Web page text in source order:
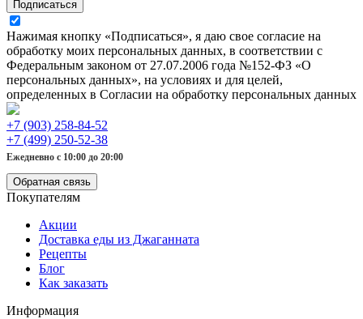
Подписаться
Нажимая кнопку «Подписаться», я даю свое согласие на
обработку моих персональных данных, в соответствии с
Федеральным законом от 27.07.2006 года №152-ФЗ «О
персональных данных», на условиях и для целей,
определенных в Согласии на обработку персональных данных
+7 (903) 258-84-52
+7 (499) 250-52-38
Ежедневно с 10:00 до 20:00
Обратная связь
Покупателям
Акции
Доставка еды из Джаганната
Рецепты
Блог
Как заказать
Информация